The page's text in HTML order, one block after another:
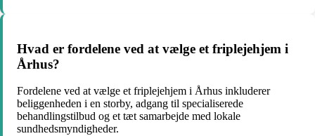
Hvad er fordelene ved at vælge et friplejehjem i
Århus?
Fordelene ved at vælge et friplejehjem i Århus inkluderer
beliggenheden i en storby, adgang til specialiserede
behandlingstilbud og et tæt samarbejde med lokale
sundhedsmyndigheder.